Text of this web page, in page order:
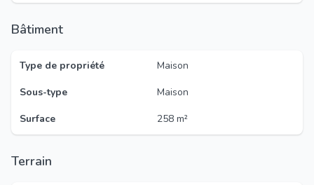
Bâtiment
Type de propriété
Maison
Sous-type
Maison
Surface
258 m²
Terrain